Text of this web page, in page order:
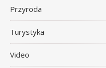
Przyroda
Turystyka
Video